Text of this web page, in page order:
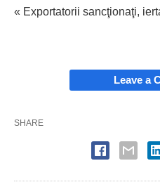
« Exportatorii sancţionaţi,
Leave a
SHARE